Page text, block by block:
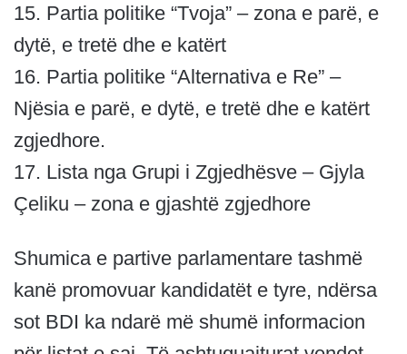
15. Partia politike “Tvoja” – zona e parë, e
dytë, e tretë dhe e katërt
16. Partia politike “Alternativa e Re” –
Njësia e parë, e dytë, e tretë dhe e katërt
zgjedhore.
17. Lista nga Grupi i Zgjedhësve – Gjyla
Çeliku – zona e gjashtë zgjedhore
Shumica e partive parlamentare tashmë
kanë promovuar kandidatët e tyre, ndërsa
sot BDI ka ndarë më shumë informacion